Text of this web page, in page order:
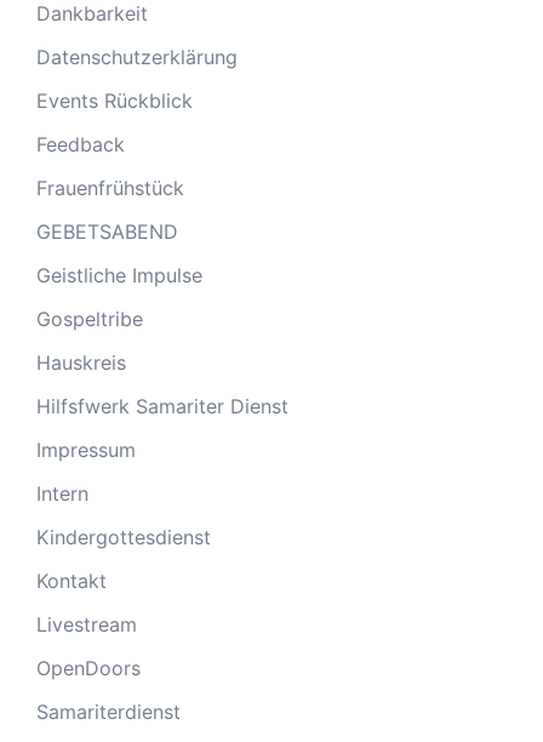
Dankbarkeit
Datenschutzerklärung
Events Rückblick
Feedback
Frauenfrühstück
GEBETSABEND
Geistliche Impulse
Gospeltribe
Hauskreis
Hilfsfwerk Samariter Dienst
Impressum
Intern
Kindergottesdienst
Kontakt
Livestream
OpenDoors
Samariterdienst